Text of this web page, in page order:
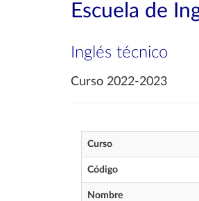
Escuela de
Inglés técnico
Curso 2022-2023
Curso
Código
Nombre